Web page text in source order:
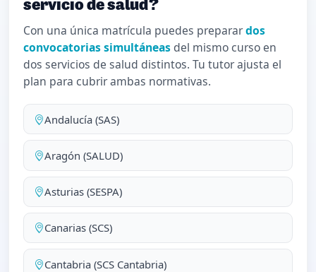
servicio de salud?
Con una única matrícula puedes preparardos
convocatorias simultáneas del mismo curso en
dos servicios de salud distintos. Tu tutor ajusta el
plan para cubrir ambas normativas.
Andalucía (SAS)
Aragón (SALUD)
Asturias (SESPA)
Canarias (SCS)
Cantabria (SCS Cantabria)